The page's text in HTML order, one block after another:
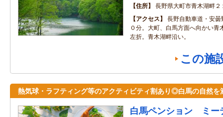
住所
長野県大町市青木湖畔２
アクセス
長野自動車道・安
０分。大町、白馬方面へ向かい青
左折。青木湖畔沿い。
この施
熱気球・ラフティング等のアクティビティ割あり◎白馬の自然を
白馬ペンション ミー